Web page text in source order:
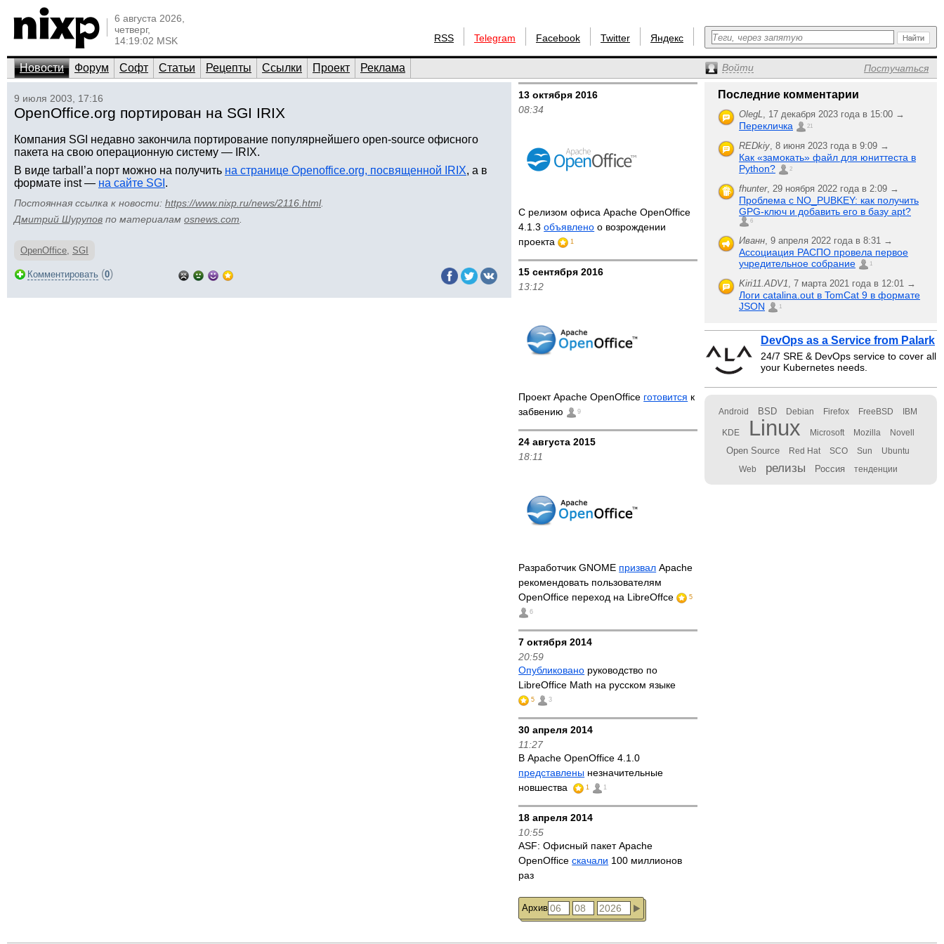
6 августа 2026,
четверг,
14:19:02 MSK
RSS Telegram Facebook Twitter Яндекс
Новости Форум Софт Статьи Рецепты Ссылки Проект Реклама Войти Постучаться
9 июля 2003, 17:16
OpenOffice.org портирован на SGI IRIX
Компания SGI недавно закончила портирование популярнейшего open-source офисного
пакета на свою операционную систему — IRIX.
В виде tarball’а порт можно на получить на странице Openoffice.org, посвященной IRIX, а в
формате inst — на сайте SGI .
Постоянная ссылка к новости: https://www.nixp.ru/news/2116.html.
Дмитрий Шурупов по материалам osnews.com
OpenOffice, SGI
Комментировать (0)
13 октября 2016
08:34
С релизом офиса Apache OpenOffice
4.1.3объявлено о возрождении
проекта
1
15 сентября 2016
13:12
Проект Apache OpenOffice готовится к
забвению
9
24 августа 2015
18:11
Разработчик GNOME призвал Apache
рекомендовать пользователям
OpenOffice переход на LibreOffce
5
6
7 октября 2014
20:59
Опубликовано руководство по
LibreOffice Math на русском языке
5 3
30 апреля 2014
11:27
В Apache OpenOffice 4.1.0
представлены незначительные
новшества
1 1
18 апреля 2014
10:55
ASF: Офисный пакет Apache
OpenOfficeскачали 100 миллионов
раз
Архив
Последние комментарии
OlegL, 17 декабря 2023 года в 15:00 →
Перекличка 21
REDkiy, 8 июня 2023 года в 9:09 →
Как «замокать» файл для юниттеста в
Python?
2
fhunter, 29 ноября 2022 года в 2:09 →
Проблема с NO_PUBKEY: как получить
GPG-ключ и добавить его в базу apt?
6
Иванн, 9 апреля 2022 года в 8:31 →
Ассоциация РАСПО провела первое
учредительное собрание
1
Kiri11.ADV1, 7 марта 2021 года в 12:01 →
Логи catalina.out в TomCat 9 в формате
JSON
1
DevOps as a Service from Palark
24/7 SRE & DevOps service to cover all
your Kubernetes needs.
Android BSD Debian Firefox FreeBSD IBM
KDE Linux Microsoft Mozilla Novell
Open Source Red Hat SCO Sun Ubuntu
Web релизы Россия тенденции